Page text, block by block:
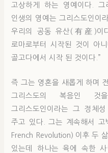
고상하게 하는 영예이다.
인생의 영예는 그리스도인이
우리의 공동 유산(有産)이
로마로부터 시작된 것이 아
골고다에서 시작 된 것이다.”
즉 그는 영혼을 새롭게 하며
그리스도의 복음인 것
그리스도인이라는 그 정체
주고 있다. 그는 계속해서
French Revolution) 이후 두
있는데 하나는 육에 속한